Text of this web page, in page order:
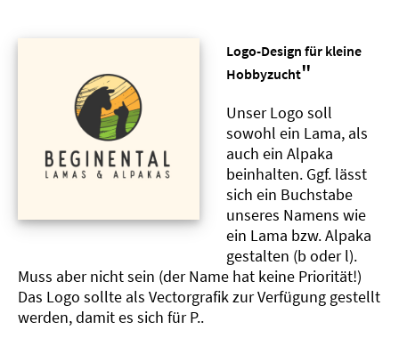
Logo-Design für kleine
Hobbyzucht"
Unser Logo soll
sowohl ein Lama, als
auch ein Alpaka
beinhalten. Ggf. lässt
sich ein Buchstabe
unseres Namens wie
ein Lama bzw. Alpaka
gestalten (b oder l).
Muss aber nicht sein (der Name hat keine Priorität!)
Das Logo sollte als Vectorgrafik zur Verfügung gestellt
werden, damit es sich für P..